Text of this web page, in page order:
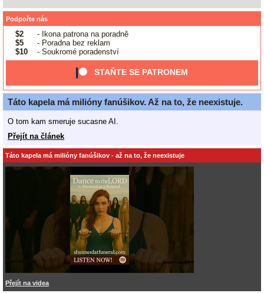
Podpořte nás
$2
- Ikona patrona na poradně
$5
- Poradna bez reklam
$10
- Soukromé poradenství
STAŇTE SE PATRONEM
Táto kapela má milióny fanúšikov. Až na to, že neexistuje.
O tom kam smeruje sucasne AI.
Přejít na článek
Táto kapela má milióny fanúšikov - až na to, že neexistuje
Přejít na videa